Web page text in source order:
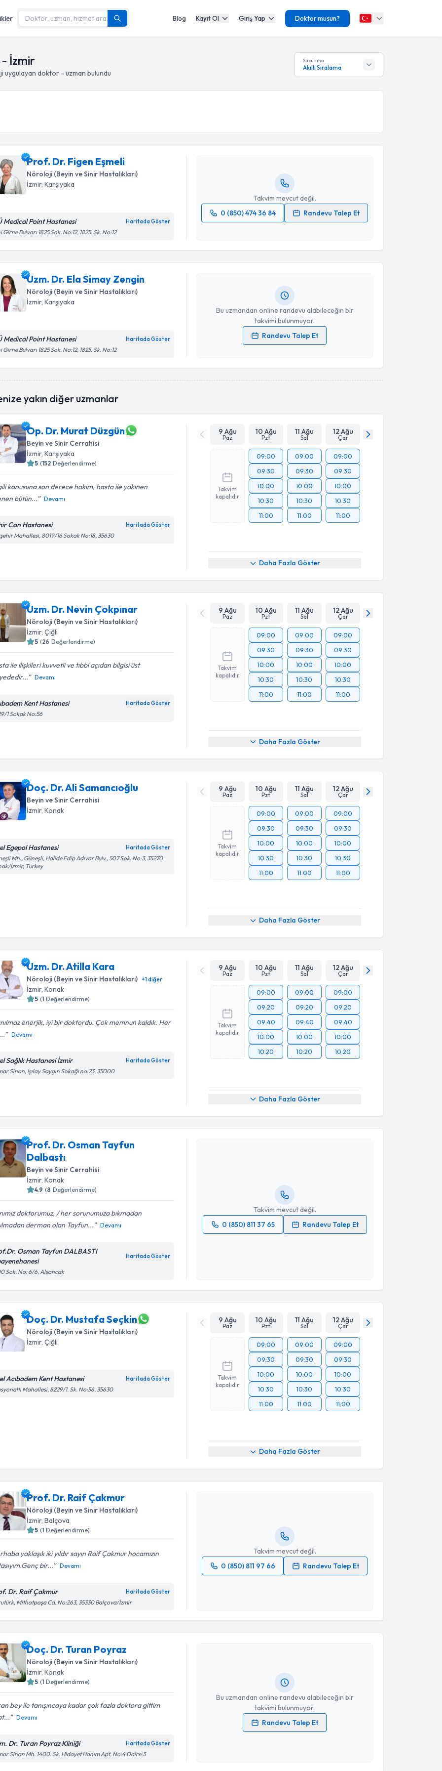
Blog Kayıt Ol Giriş Yap Doktor musun?
İzmir
uygulayan doktor - uzman bulundu
Sıralama
Akıllı Sıralama
Prof. Dr. Figen Eşmeli
Nöroloji (Beyin ve Sinir Hastalıkları)
İzmir, Karşıyaka
Medical Point Hastanesi Haritada Göster
Girne Bulvarı 1825 Sok. No:12, 1825. Sk. No:12
Takvim mevcut değil.
0 (850) 474 36 84
Randevu Talep Et
işlenmesini kabul ediyorum.
Uzm. Dr. Ela Simay Zengin
Nöroloji (Beyin ve Sinir Hastalıkları)
İzmir, Karşıyaka
Medical Point Hastanesi Haritada Göster
Girne Bulvarı 1825 Sok. No:12, 1825. Sk. No:12
Bu uzmandan online randevu alabileceğin bir
takvimi bulunmuyor.
Randevu Talep Et
Randevu Takvimi Talebi
Kişisel verilerimin işlenmesine ilişkinAydınlatma Metni
işlenmesini kabul ediyorum.
yakın diğer uzmanlar
Op. Dr. Murat Düzgün
Beyin ve Sinir Cerrahisi
İzmir, Karşıyaka
5 (152 Değerlendirme)
konusuna son derece hakim, hasta ile yakınen
bütün...
Devamı
Can Hastanesi Haritada Göster
Mahallesi, 8019/16 Sokak No:18, 35630
9 Ağu
Paz
10 Ağu
Pzt
11 Ağu
Sal
12 Ağu
Çar
Takvim
kapalıdır
09:00
09:30
10:00
10:30
11:00
09:00
09:30
10:00
10:30
11:00
09:00
09:30
10:00
10:30
11:00
Daha Fazla Göster
Uzm. Dr. Nevin Çokpınar
Nöroloji (Beyin ve Sinir Hastalıkları)
İzmir, Çiğli
5 (26 Değerlendirme)
ile ilişkileri kuvvetli ve tıbbi açıdan bilgisi üst
Devamı
Kent Hastanesi Haritada Göster
1 Sokak No:56
9 Ağu
Paz
10 Ağu
Pzt
11 Ağu
Sal
12 Ağu
Çar
Takvim
kapalıdır
09:00
09:30
10:00
10:30
11:00
09:00
09:30
10:00
10:30
11:00
09:00
09:30
10:00
10:30
11:00
Daha Fazla Göster
Doç. Dr. Ali Samancıoğlu
Beyin ve Sinir Cerrahisi
İzmir, Konak
Egepol Hastanesi Haritada Göster
Mh., Güneşli, Halide Edip Adıvar Bulv., 507 Sok. No:3, 35270
İzmir, Turkey
9 Ağu
Paz
10 Ağu
Pzt
11 Ağu
Sal
12 Ağu
Çar
Takvim
kapalıdır
09:00
09:30
10:00
10:30
11:00
09:00
09:30
10:00
10:30
11:00
09:00
09:30
10:00
10:30
11:00
Daha Fazla Göster
Uzm. Dr. Atilla Kara
Nöroloji (Beyin ve Sinir Hastalıkları) +1diğer
İzmir, Konak
5 (1 Değerlendirme)
enerjik, iyi bir doktordu. Çok memnun kaldık. Her
Devamı
Sağlık Hastanesi İzmir Haritada Göster
Sinan, Işılay Saygın Sokağı no:23, 35000
9 Ağu
Paz
10 Ağu
Pzt
11 Ağu
Sal
12 Ağu
Çar
Takvim
kapalıdır
09:00
09:20
09:40
10:00
10:20
09:00
09:20
09:40
10:00
10:20
09:00
09:20
09:40
10:00
10:20
Daha Fazla Göster
Prof. Dr. Osman Tayfun
Dalbastı
Beyin ve Sinir Cerrahisi
İzmir, Konak
4.9 (8 Değerlendirme)
doktorumuz, / her sorunumuza bıkmadan
derman olan Tayfun...
Devamı
Osman Tayfun DALBASTI
Haritada Göster
Sok. No: 6/6, Alsancak
Takvim mevcut değil.
0 (850) 811 37 65
Randevu Talep Et
Randevu Takvimi Talebi
Takvim Talebini Gönder
Doç. Dr. Mustafa Seçkin
Nöroloji (Beyin ve Sinir Hastalıkları)
İzmir, Çiğli
Acıbadem Kent Hastanesi Haritada Göster
Mahallesi, 8229/1. Sk. No:56, 35630
9 Ağu
Paz
10 Ağu
Pzt
11 Ağu
Sal
12 Ağu
Çar
Takvim
kapalıdır
09:00
09:30
10:00
10:30
11:00
09:00
09:30
10:00
10:30
11:00
09:00
09:30
10:00
10:30
11:00
Daha Fazla Göster
Prof. Dr. Raif Çakmur
Nöroloji (Beyin ve Sinir Hastalıkları)
İzmir, Balçova
5 (1 Değerlendirme)
yaklaşık iki yıldır sayın Raif Çakmur hocamızın
bir...
Devamı
Dr. Raif Çakmur Haritada Göster
Mithatpaşa Cd. No:263, 35330 Balçova/İzmir
Takvim mevcut değil.
0 (850) 811 97 66
Randevu Talep Et
Randevu Takvimi Talebi
Prof. Dr. Raif Çakmur
Takvim Talebini Gönder
Doç. Dr. Turan Poyraz
Nöroloji (Beyin ve Sinir Hastalıkları)
İzmir, Konak
5 (1 Değerlendirme)
bey ile tanışıncaya kadar çok fazla doktora gittim
Devamı
Dr. Turan Poyraz Kliniği Haritada Göster
Sinan Mh. 1400. Sk. Hidayet Hanım Apt. No:4 Daire:3
Bu uzmandan online randevu alabileceğin bir
takvimi bulunmuyor.
Randevu Talep Et
Randevu Takvimi Talebi
Doç. Dr. Turan Poyraz
Kişisel verilerimin işlenmesine ilişkinAydınlatma Metni